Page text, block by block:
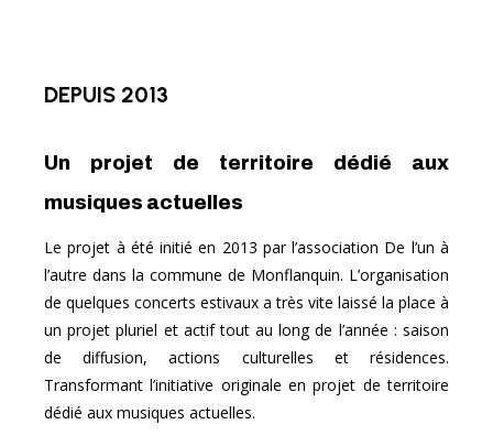
DEPUIS 2013
Un projet de territoire dédié aux
musiques actuelles
Le projet à été initié en 2013 par l’association De l’un à
l’autre dans la commune de Monflanquin. L’organisation
de quelques concerts estivaux a très vite laissé la place à
un projet pluriel et actif tout au long de l’année : saison
de diffusion, actions culturelles et résidences.
Transformant l’initiative originale en projet de territoire
dédié aux musiques actuelles.